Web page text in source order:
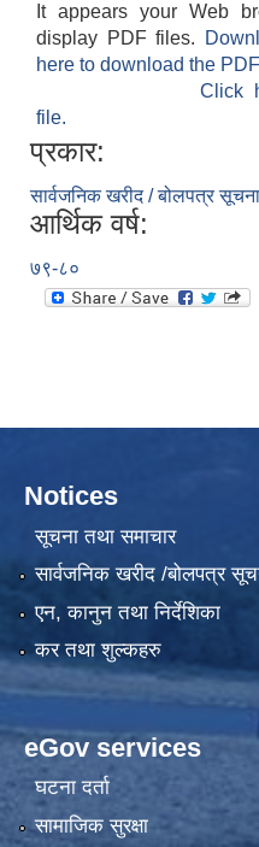
It appears your Web
display PDF files.
here to download the
Click
file.
प्रकार:
सार्वजनिक खरीद / बोलपत्र सूचना
आर्थिक वर्ष:
७९-८०
Notices
सूचना तथा समाचार
सार्वजनिक खरीद /बोलपत्र
एन, कानुन तथा निर्देशिका
कर तथा शुल्कहरु
eGov services
घटना दर्ता
सामाजिक सुरक्षा